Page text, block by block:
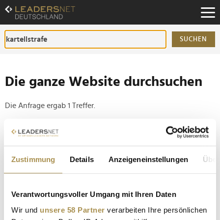
Zustimmung Details Anzeigeneinstellungen
Verantwortungsvoller Umgang mit Ihren Daten
Wir und unsere 58 Partner verarbeiten Ihre persönlichen
Zum
Inhalt
Zur
Fußzeilen-
Navigation
SUCHEN
Die ganze Website durchsuchen
Die Anfrage ergab 1 Treffer.
Tipp
Setzen Sie die gesuchten Wörter zwischen
Anführungszeichen: zb "Vorname Nachname".
EU verhängt Millionenstrafe gegen Delivery Hero
wegen illegalen Kartells